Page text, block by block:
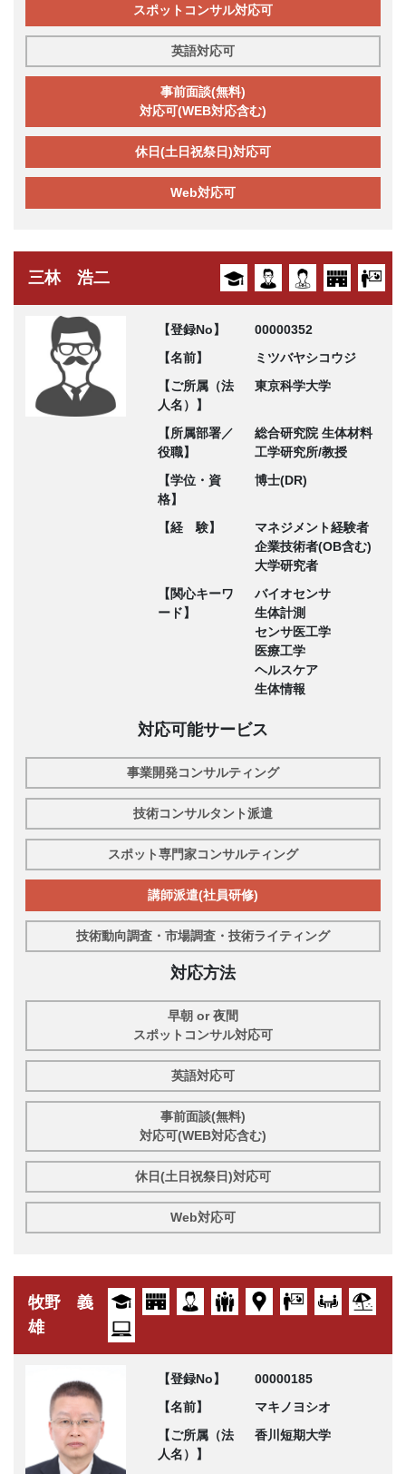
スポットコンサル対応可
英語対応可
事前面談(無料)
対応可(WEB対応含む)
休日(土日祝祭日)対応可
Web対応可
三林 浩二
【登録No】
00000352
【名前】
ミツバヤシコウジ
【ご所属（法
人名）】
東京科学大学
【所属部署／
役職】
総合研究院 生体材料
工学研究所/教授
【学位・資
格】
博士(DR)
【経 験】
マネジメント経験者
企業技術者(OB含む)
大学研究者
【関心キーワ
ード】
バイオセンサ
生体計測
センサ医工学
医療工学
ヘルスケア
生体情報
対応可能サービス
事業開発コンサルティング
技術コンサルタント派遣
スポット専門家コンサルティング
講師派遣(社員研修)
技術動向調査・市場調査・技術ライティング
対応方法
早朝 or 夜間
スポットコンサル対応可
英語対応可
事前面談(無料)
対応可(WEB対応含む)
休日(土日祝祭日)対応可
Web対応可
牧野 義
雄
【登録No】
00000185
【名前】
マキノヨシオ
【ご所属（法
人名）】
香川短期大学